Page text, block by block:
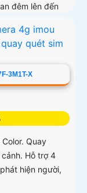
đêm lên đến
3M1T-X
Quay
Hỗ trợ 4
hiện người,